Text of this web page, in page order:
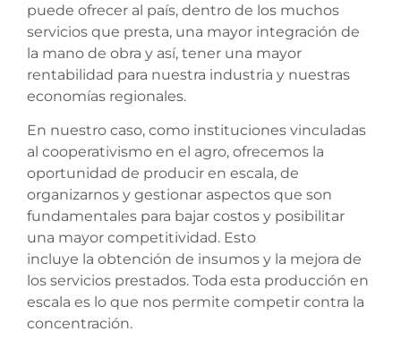
puede ofrecer al país, dentro de los muchos
servicios que presta, una mayor integración de
la mano de obra y así, tener una mayor
rentabilidad para nuestra industria y nuestras
economías regionales.
En nuestro caso, como instituciones vinculadas
al cooperativismo en el agro, ofrecemos la
oportunidad de producir en escala, de
organizarnos y gestionar aspectos que son
fundamentales para bajar costos y posibilitar
una mayor competitividad. Esto
incluye la obtención de insumos y la mejora de
los servicios prestados. Toda esta producción en
escala es lo que nos permite competir contra la
concentración.